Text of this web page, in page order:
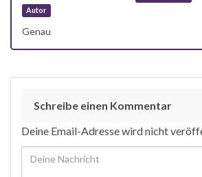
Autor
Genau
Schreibe einen Kommentar
Deine Email-Adresse wird nicht